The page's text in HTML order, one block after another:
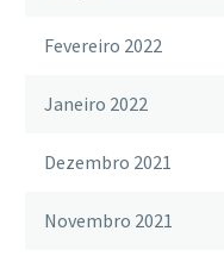
Fevereiro 2022
Janeiro 2022
Dezembro 2021
Novembro 2021